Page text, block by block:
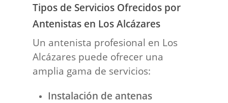
Tipos de Servicios Ofrecidos por
Antenistas en Los Alcázares
Un antenista profesional en Los
Alcázares puede ofrecer una
amplia gama de servicios:
Instalación de antenas